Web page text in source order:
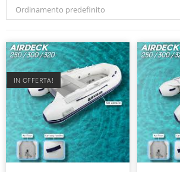
Ordinamento predefinito
IN OFFERTA!